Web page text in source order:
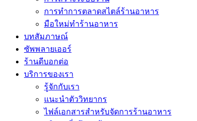
การทำการตลาดสไตล์ร้านอาหาร
มือใหม่ทำร้านอาหาร
บทสัมภาษณ์
ซัพพลายเออร์
ร้านดีบอกต่อ
บริการของเรา
รู้จักกับเรา
แนะนำตัววิทยากร
ไฟล์เอกสารสำหรับจัดการร้านอาหาร